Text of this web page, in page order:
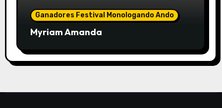
Ganadores Festival Monologando Ando
Myriam Amanda